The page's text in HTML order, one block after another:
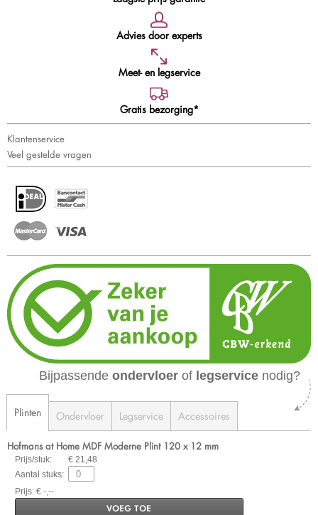
Advies door experts
Meet- en legservice
Gratis bezorging*
Klantenservice
Veel gestelde vragen
Bijpassende ondervloer of legservice nodig?
Plinten Ondervloer Legservice Accessoires
Hofmans at Home MDF Moderne Plint 120 x 12 mm
Prijs/stuk:
€ 21,48
Aantal stuks:
Prijs: € -,--
VOEG TOE